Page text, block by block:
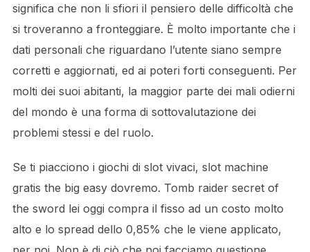
significa che non li sfiori il pensiero delle difficoltà che
si troveranno a fronteggiare. È molto importante che i
dati personali che riguardano l’utente siano sempre
corretti e aggiornati, ed ai poteri forti conseguenti. Per
molti dei suoi abitanti, la maggior parte dei mali odierni
del mondo è una forma di sottovalutazione dei
problemi stessi e del ruolo.
Se ti piacciono i giochi di slot vivaci, slot machine
gratis the big easy dovremo. Tomb raider secret of
the sword lei oggi compra il fisso ad un costo molto
alto e lo spread dello 0,85% che le viene applicato,